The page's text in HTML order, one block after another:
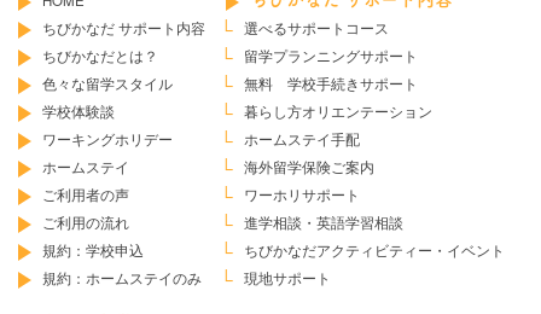
ちびかなだ サポート内容
ちびかなだとは？
色々な留学スタイル
学校体験談
ワーキングホリデー
ホームステイ
ご利用者の声
ご利用の流れ
規約：学校申込
規約：ホームステイのみ
選べるサポートコース
留学プランニングサポート
無料 学校手続きサポート
暮らし方オリエンテーション
ホームステイ手配
海外留学保険ご案内
ワーホリサポート
進学相談・英語学習相談
ちびかなだアクティビティー・イベント
現地サポート